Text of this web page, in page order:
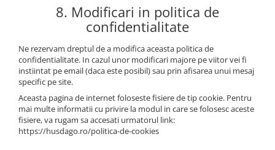
8. Modificari in politica de
confidentialitate
Ne rezervam dreptul de a modifica aceasta politica de
confidentialitate. In cazul unor modificari majore pe viitor vei fi
instiintat pe email (daca este posibil) sau prin afisarea unui mesaj
specific pe site.
Aceasta pagina de internet foloseste fisiere de tip cookie. Pentru
mai multe informatii cu privire la modul in care se folosesc aceste
fisiere, va rugam sa accesati urmatorul link:
https://husdago.ro/politica-de-cookies